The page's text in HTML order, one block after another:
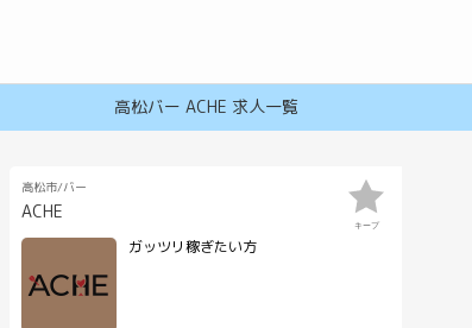
高松バー ACHE 求人一覧
高松市/バー
ACHE
キープ
ガッツリ稼ぎたい方